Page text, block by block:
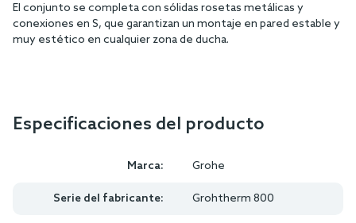
El conjunto se completa con sólidas rosetas metálicas y
conexiones en S, que garantizan un montaje en pared estable y
muy estético en cualquier zona de ducha.
Especificaciones del producto
Marca: Grohe
Serie del fabricante: Grohtherm 800